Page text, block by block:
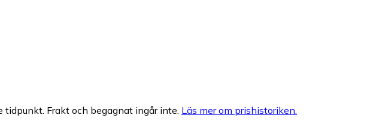
Frakt och begagnat ingår inte. Läs mer om prishistoriken.